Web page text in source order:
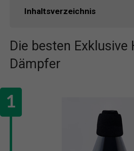
Inhaltsverzeichnis
Die besten Exklusive
Dämpfer